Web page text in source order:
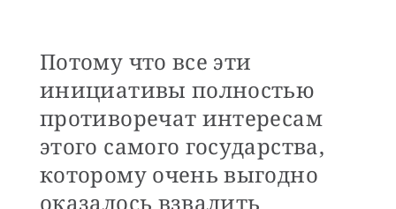
Потому что все эти
инициативы полностью
противоречат интересам
этого самого государства,
которому очень выгодно
оказалось взвалить